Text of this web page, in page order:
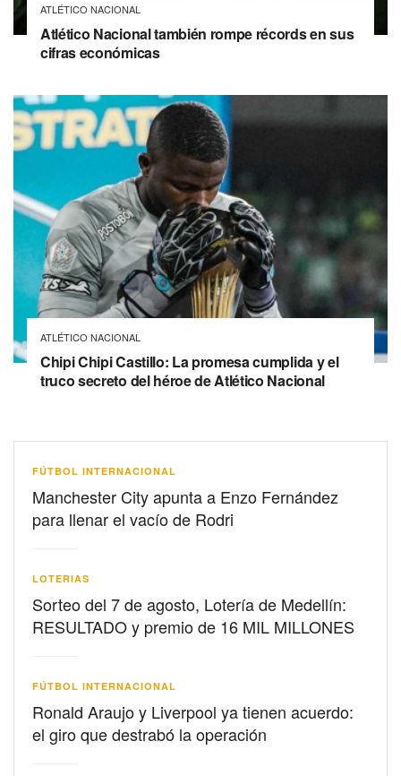
ATLÉTICO NACIONAL
Atlético Nacional también rompe récords en sus
cifras económicas
ATLÉTICO NACIONAL
Chipi Chipi Castillo: La promesa cumplida y el
truco secreto del héroe de Atlético Nacional
FÚTBOL INTERNACIONAL
Manchester City apunta a Enzo Fernández
para llenar el vacío de Rodri
LOTERIAS
Sorteo del 7 de agosto, Lotería de Medellín:
RESULTADO y premio de 16 MIL MILLONES
FÚTBOL INTERNACIONAL
Ronald Araujo y Liverpool ya tienen acuerdo:
el giro que destrabó la operación